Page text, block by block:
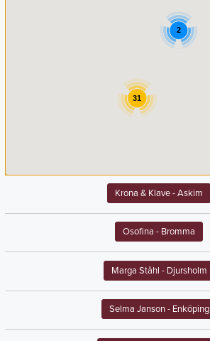
31
2
Krona & Klave- Askim
Osofina - Bromma
Marga Ståhl - Djursholm
Selma Janson- Enköping